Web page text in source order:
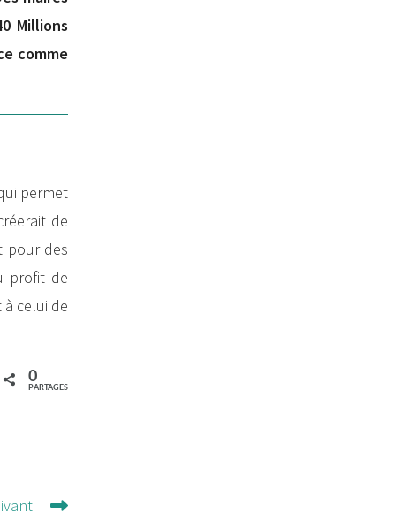
Millions
comme
permet
de
pour des
profit de
celui de
0
PARTAGES